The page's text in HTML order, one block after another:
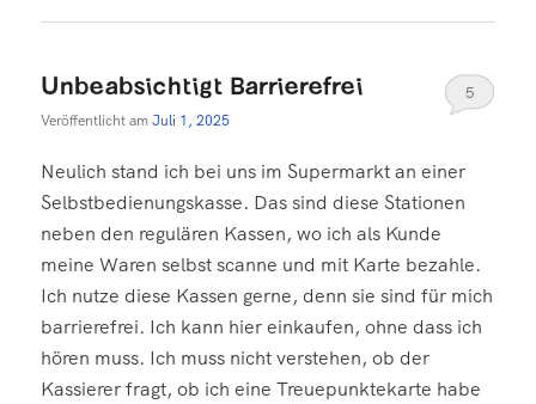
Unbeabsichtigt Barrierefrei
Veröffentlicht amJuli 1, 2025
5
Neulich stand ich bei uns im Supermarkt an einer
Selbstbedienungskasse. Das sind diese Stationen
neben den regulären Kassen, wo ich als Kunde
meine Waren selbst scanne und mit Karte bezahle.
Ich nutze diese Kassen gerne, denn sie sind für mich
barrierefrei. Ich kann hier einkaufen, ohne dass ich
hören muss. Ich muss nicht verstehen, ob der
Kassierer fragt, ob ich eine Treuepunktekarte habe